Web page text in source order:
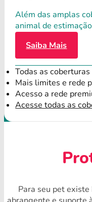
Além das amplas
animal de
Saiba Mais
Todas as
Mais limites e rede
Acesso a rede
Acesse todas as
Para seu pet